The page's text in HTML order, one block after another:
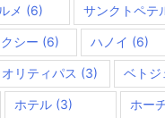
メ (6) サンクトペテ
シー (6) ハノイ (6)
リティパス (3) ベトジ
ホテル (3) ホー